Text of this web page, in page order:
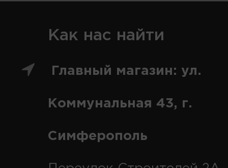
Как нас найти
Главный магазин: ул.
Коммунальная 43, г.
Симферополь